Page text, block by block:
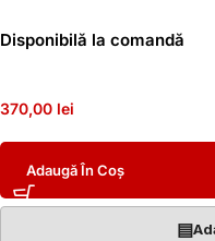
Disponibilă la comandă
370,00 lei
Adaugă În Coș
▤